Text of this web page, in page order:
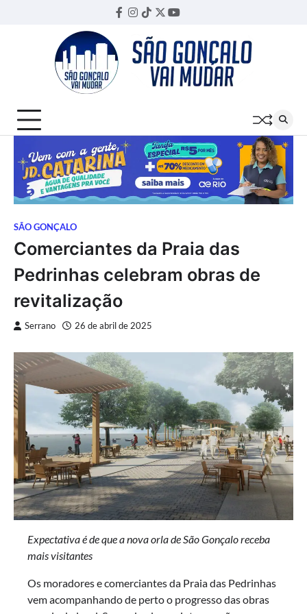
Facebook
Instagram
TikTok
TwitterYouTube
SÃO GONÇALO
Comerciantes da Praia das
Pedrinhas celebram obras de
revitalização
Serrano 26 de abril de 2025
Expectativa é de que a nova orla de São Gonçalo receba
mais visitantes
Os moradores e comerciantes da Praia das Pedrinhas
vem acompanhando de perto o progresso das obras